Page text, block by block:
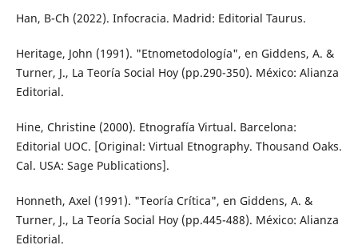
Han, B-Ch (2022). Infocracia. Madrid: Editorial Taurus.
Heritage, John (1991). "Etnometodología", en Giddens, A. &
Turner, J., La Teoría Social Hoy (pp.290-350). México: Alianza
Editorial.
Hine, Christine (2000). Etnografía Virtual. Barcelona:
Editorial UOC. [Original: Virtual Etnography. Thousand Oaks.
Cal. USA: Sage Publications].
Honneth, Axel (1991). "Teoría Crítica", en Giddens, A. &
Turner, J., La Teoría Social Hoy (pp.445-488). México: Alianza
Editorial.